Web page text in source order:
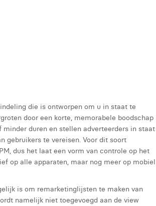
die is ontworpen om u in staat te
door een korte, memorabele boodschap
duren en stellen adverteerders in staat
gebruikers te vereisen. Voor dit soort
dus het laat een vorm van controle op het
op alle apparaten, maar nog meer op mobiel
is om remarketinglijsten te maken van
namelijk niet toegevoegd aan de view